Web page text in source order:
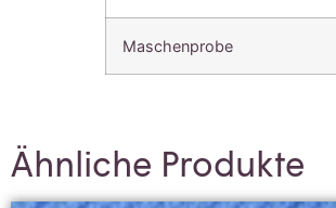
Maschenprobe
Ähnliche Produkte